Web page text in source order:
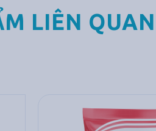
LIÊN QUAN